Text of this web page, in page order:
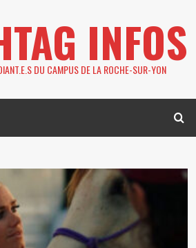
INFOS
DU CAMPUS DE LA ROCHE-SUR-YON